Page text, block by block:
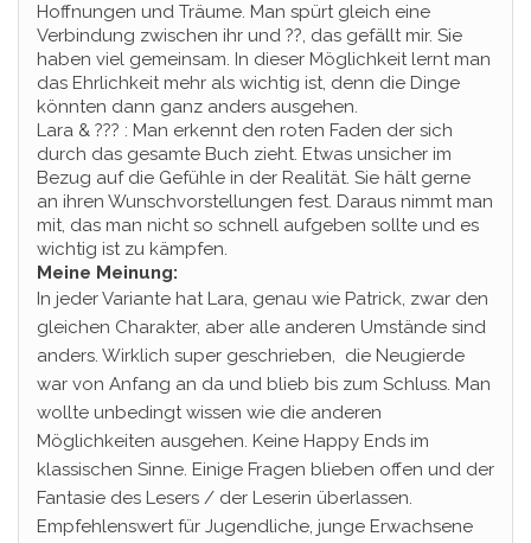
Hoffnungen und Träume. Man spürt gleich eine
Verbindung zwischen ihr und ??, das gefällt mir. Sie
haben viel gemeinsam. In dieser Möglichkeit lernt man
das Ehrlichkeit mehr als wichtig ist, denn die Dinge
könnten dann ganz anders ausgehen.
Lara & ??? : Man erkennt den roten Faden der sich
durch das gesamte Buch zieht. Etwas unsicher im
Bezug auf die Gefühle in der Realität. Sie hält gerne
an ihren Wunschvorstellungen fest. Daraus nimmt man
mit, das man nicht so schnell aufgeben sollte und es
wichtig ist zu kämpfen.
Meine Meinung:
In jeder Variante hat Lara, genau wie Patrick, zwar den
gleichen Charakter, aber alle anderen Umstände sind
anders. Wirklich super geschrieben, die Neugierde
war von Anfang an da und blieb bis zum Schluss. Man
wollte unbedingt wissen wie die anderen
Möglichkeiten ausgehen. Keine Happy Ends im
klassischen Sinne. Einige Fragen blieben offen und der
Fantasie des Lesers / der Leserin überlassen.
Empfehlenswert für Jugendliche, junge Erwachsene